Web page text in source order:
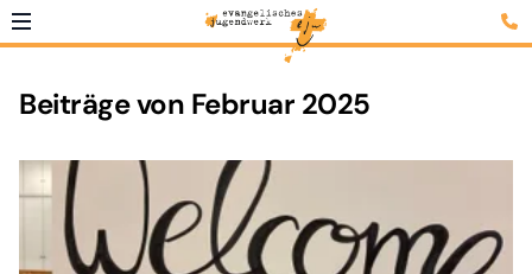
Beiträge von Februar 2025